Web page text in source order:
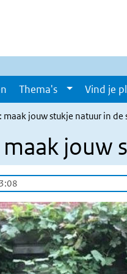
Thema's Vind je
maak jouw stukje natuur in de
jouw